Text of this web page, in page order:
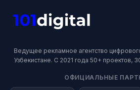
Ведущее рекламное агентство
Узбекистане. С 2021 года 50+ проектов,
ОФИЦИАЛЬНЫЕ